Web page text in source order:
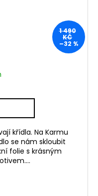
1 490
KČ
–32 %
křídla. Na Karmu
se nám skloubit
folie s krásným